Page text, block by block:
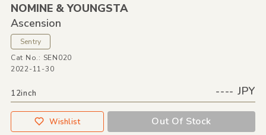
NOMINE &YOUNGSTA
Ascension
Sentry
Cat No.: SEN020
2022-11-30
12inch ---- JPY
Wishlist Out Of Stock